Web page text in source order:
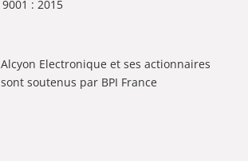
9001 : 2015
Alcyon Electronique et ses actionnaires
sont soutenus par BPI France